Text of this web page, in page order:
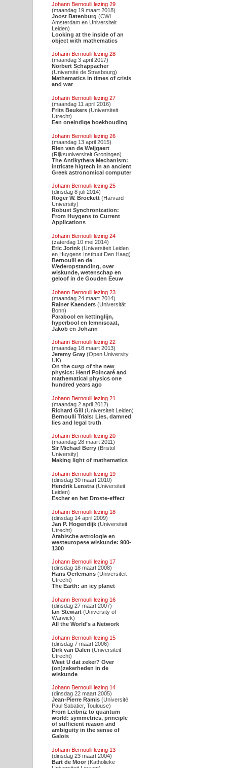
Johann Bernoulli lezing 29
(maandag 19 maart 2018)
Joost Batenburg (CWI
Amsterdam en Universiteit
Leiden)
Looking at the inside of an
object with mathematics
Johann Bernoulli lezing 28
(maandag 3 april 2017)
Norbert Schappacher
(Université de Strasbourg)
Mathematics in times of crisis
and war
Johann Bernoulli lezing 27
(maandag 11 april 2016)
Frits Beukers(Universiteit
Utrecht)
Een oneindige boekhouding
Johann Bernoulli lezing 26
(maandag 13 april 2015)
Rien van de Weijgaert
(Rijksuniversiteit Groningen)
The Antikythera Mechanism:
intricate higtech in an ancient
Greek astronomical computer
Johann Bernoulli lezing 25
(dinsdag 8 juli 2014)
Roger W. Brockett(Harvard
University)
Robust Synchronization:
From Huygens to Current
Applications
Johann Bernoulli lezing 24
(zaterdag 10 mei 2014)
Eric Jorink(Universiteit Leiden
en Huygens Instituut Den Haag)
Bernoulli en de
Wederopstanding, over
wiskunde, wetenschap en
geloof in de Gouden Eeuw
Johann Bernoulli lezing 23
(maandag 24 maart 2014)
Rainer Kaenders(Universität
Bonn)
Parabool en kettinglijn,
hyperbool en lemniscaat,
Jakob en Johann
Johann Bernoulli lezing 22
(maandag 18 maart 2013)
Jeremy Gray(Open University
UK)
On the cusp of the new
physics: Henri Poincaré and
mathematical physics one
hundred years ago
Johann Bernoulli lezing 21
(maandag 2 april 2012)
Richard Gill(Universiteit Leiden)
Bernoulli Trials: Lies, damned
lies and legal truth
Johann Bernoulli lezing 20
(maandag 28 maart 2011)
Sir Michael Berry(Bristol
University)
Making light of mathematics
Johann Bernoulli lezing 19
(dinsdag 30 maart 2010)
Hendrik Lenstra (Universiteit
Leiden)
Escher en het Droste-effect
Johann Bernoulli lezing 18
(dinsdag 14 april 2009)
Jan P. Hogendijk (Universiteit
Utrecht)
Arabische astrologie en
westeuropese wiskunde: 900-
1300
Johann Bernoulli lezing 17
(dinsdag 18 maart 2008)
Hans Oerlemans(Universiteit
Utrecht)
The Earth: an icy planet
Johann Bernoulli lezing 16
(dinsdag 27 maart 2007)
Ian Stewart(University of
Warwick)
All the World’s a Network
Johann Bernoulli lezing 15
(dinsdag 7 maart 2006)
Dirk van Dalen (Universiteit
Utrecht)
Weet U dat zeker? Over
(on)zekerheden in de
wiskunde
Johann Bernoulli lezing 14
(dinsdag 22 maart 2005)
Jean-Pierre Ramis (Université
Paul Sabatier, Toulouse)
From Leibniz to quantum
world: symmetries, principle
of sufficient reason and
ambiguity in the sense of
Galois
Johann Bernoulli lezing 13
(dinsdag 23 maart 2004)
Bart de Moor (Katholieke